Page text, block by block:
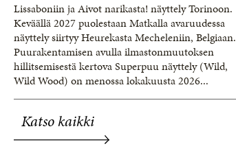
Lissaboniin ja Aivot narikasta! näyttely Torinoon.
Keväällä 2027 puolestaan Matkalla avaruudessa
näyttely siirtyy Heurekasta Mecheleniin, Belgiaan.
Puurakentamisen avulla ilmastonmuutoksen
hillitsemisestä kertova Superpuu näyttely (Wild,
Wild Wood) on menossa lokakuusta 2026...
Katso kaikki